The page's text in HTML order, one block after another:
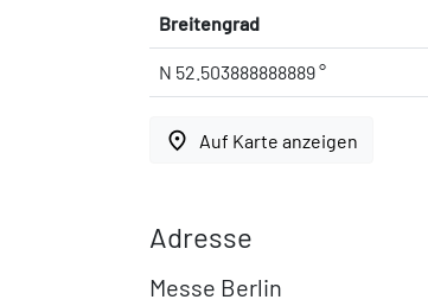
Breitengrad
N 52.503888888889 °
place Auf Karte anzeigen
Adresse
Messe Berlin